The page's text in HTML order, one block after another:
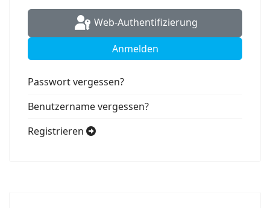
Web-Authentifizierung
Anmelden
Passwort vergessen?
Benutzername vergessen?
Registrieren